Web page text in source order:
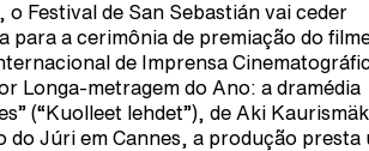
Festival de San Sebastián vai ceder
para a cerimônia de premiação do
de Imprensa
Longa-metragem do Ano: a dramédia
(“Kuolleet lehdet”), de Aki
do Júri em Cannes, a produção presta